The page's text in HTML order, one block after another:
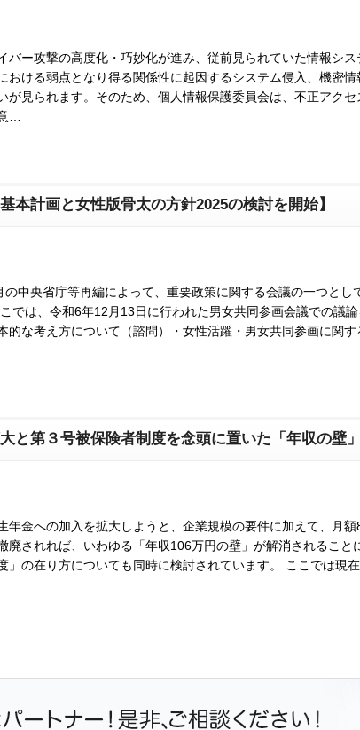
バー攻撃の高度化・巧妙化が進み、従前見られていた情報シ
おける弱点となり得る関係性に起因するシステム侵入、機密
が見られます。そのため、個人情報保護委員会は、不正アク
…
本計画と女性版骨太の方針2025の検討を開始】
中央省庁等再編によって、重要政策に関する会議の一つと
では、令和6年12月13日に行われた男女共同参画会議での議
的な考え方について（諮問）・女性活躍・男女共同参画に関
と第３号被保険者制度を念頭に置いた「年収の壁」
年金への加入を拡大しようと、企業規模の要件に加えて、月
廃されれば、いわゆる「年収106万円の壁」が解消されるこ
」の在り方についても同時に検討されています。 ここでは現